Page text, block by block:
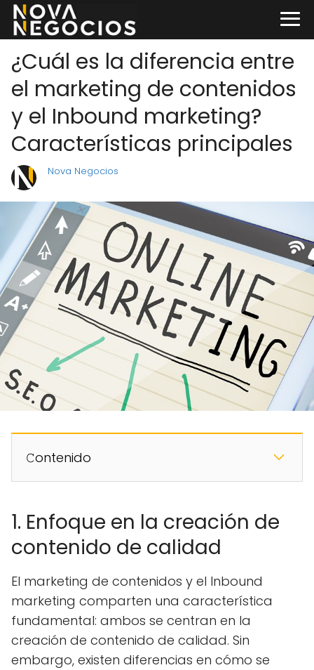
¿Cuál es la diferencia entre
el marketing de contenidos
y el Inbound marketing?
Características principales
Nova Negocios
𝙲ontenido
1. Enfoque en la creación de
contenido de calidad
El marketing de contenidos y el Inbound
marketing comparten una característica
fundamental: ambos se centran en la
creación de contenido de calidad. Sin
embargo, existen diferencias en cómo se